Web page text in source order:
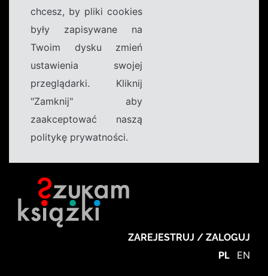
chcesz, by pliki cookies
były zapisywane na
Twoim dysku zmień
ustawienia swojej
przeglądarki. Kliknij
"Zamknij" aby
zaakceptować naszą
politykę prywatności.
ZAREJESTRUJ / ZALOGUJ
PL EN